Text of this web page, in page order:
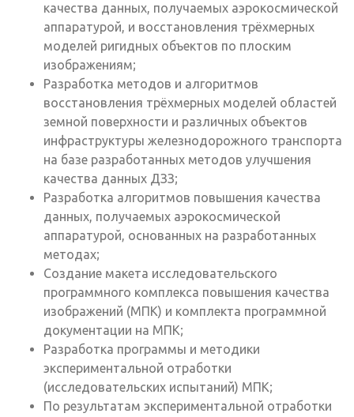
качества данных, получаемых аэрокосмической
аппаратурой, и восстановления трёхмерных
моделей ригидных объектов по плоским
изображениям;
Разработка методов и алгоритмов
восстановления трёхмерных моделей областей
земной поверхности и различных объектов
инфраструктуры железнодорожного транспорта
на базе разработанных методов улучшения
качества данных ДЗЗ;
Разработка алгоритмов повышения качества
данных, получаемых аэрокосмической
аппаратурой, основанных на разработанных
методах;
Создание макета исследовательского
программного комплекса повышения качества
изображений (МПК) и комплекта программной
документации на МПК;
Разработка программы и методики
экспериментальной отработки
(исследовательских испытаний) МПК;
По результатам экспериментальной отработки